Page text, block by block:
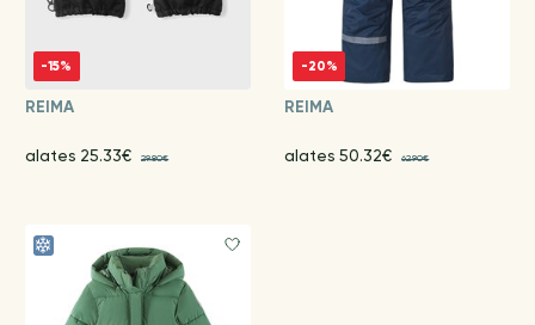
-15%
REIMA
alates 25.33€ 29.80€
-20%
REIMA
alates 50.32€ 62.90€